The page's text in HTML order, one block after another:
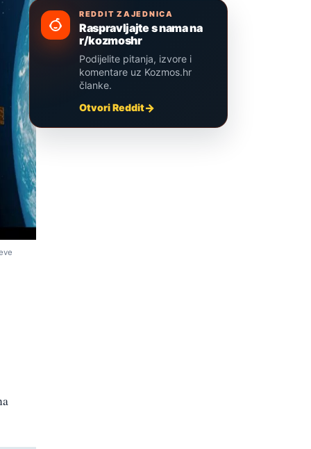
REDDIT ZAJEDNICA
Raspravljajte s nama na
r/kozmoshr
Podijelite pitanja, izvore i
komentare uz Kozmos.hr
članke.
Otvori Reddit